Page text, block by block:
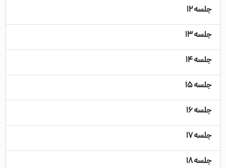
جلسه ۱۲
جلسه ۱۳
جلسه ۱۴
جلسه ۱۵
جلسه ۱۶
جلسه ۱۷
جلسه ۱۸